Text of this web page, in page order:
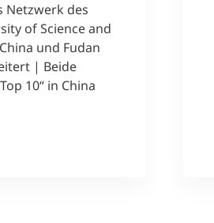
Netzwerk des
of Science and
und Fudan
| Beide
10“ in China